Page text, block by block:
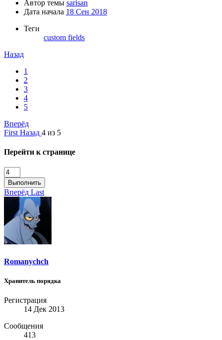
Автор темы sarisan
Дата начала 18 Сен 2018
Теги
custom fields
Назад
1
2
3
4
5
Вперёд
First Назад 4 из 5
Перейти к странице
Выполнить
Вперёд Last
Romanychch
Хранитель порядка
Регистрация
14 Дек 2013
Сообщения
413